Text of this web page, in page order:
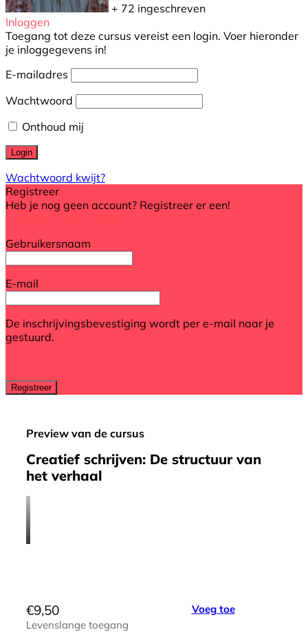
+ 72 ingeschreven
Inloggen
Toegang tot deze cursus vereist een login. Voer hieronder
je inloggegevens in!
E-mailadres
Wachtwoord
Onthoud mij
Wachtwoord kwijt?
Registreer
Heb je nog geen account? Registreer er een!
Gebruikersnaam
E-mail
De inschrijvingsbevestiging wordt per e-mail naar je
gestuurd.
Preview van de cursus
Creatief schrijven: De structuur van
het verhaal
€9,50
Levenslange toegang
Voeg toe